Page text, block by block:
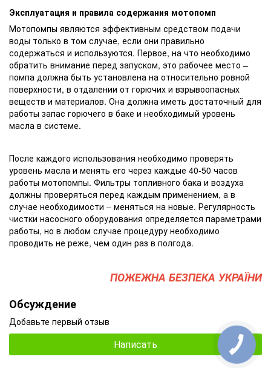
Эксплуатация и правила содержания мотопомп
Мотопомпы являются эффективным средством подачи
воды только в том случае, если они правильно
содержаться и используются. Первое, на что необходимо
обратить внимание перед запуском, это рабочее место –
помпа должна быть установлена на относительно ровной
поверхности, в отдалении от горючих и взрывоопасных
веществ и материалов. Она должна иметь достаточный для
работы запас горючего в баке и необходимый уровень
масла в системе.
После каждого использования необходимо проверять
уровень масла и менять его через каждые 40-50 часов
работы мотопомпы. Фильтры топливного бака и воздуха
должны проверяться перед каждым применением, а в
случае необходимости – меняться на новые. Регулярность
чистки насосного оборудования определяется параметрами
работы, но в любом случае процедуру необходимо
проводить не реже, чем один раз в полгода.
ПОЖЕЖНА БЕЗПЕКА УКРАЇНИ
Обсуждение
Добавьте первый отзыв
Написать
КНОПКА
ЗВ'ЯЗКУ